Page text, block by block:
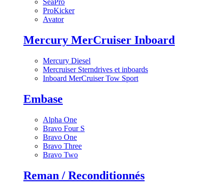
SeaPro
ProKicker
Avator
Mercury MerCruiser Inboard
Mercury Diesel
Mercruiser Sterndrives et inboards
Inboard MerCruiser Tow Sport
Embase
Alpha One
Bravo Four S
Bravo One
Bravo Three
Bravo Two
Reman / Reconditionnés